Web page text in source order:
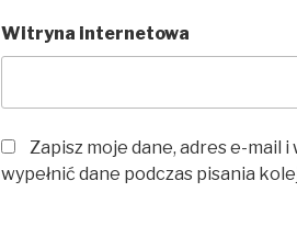
Witryna internetowa
Zapisz moje dane, adres e-mail
wypełnić dane podczas pisania